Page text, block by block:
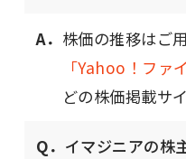
A． 株価の推移はご
「Yahoo！ファ
どの株価掲載サ
Q． イマジニアの株